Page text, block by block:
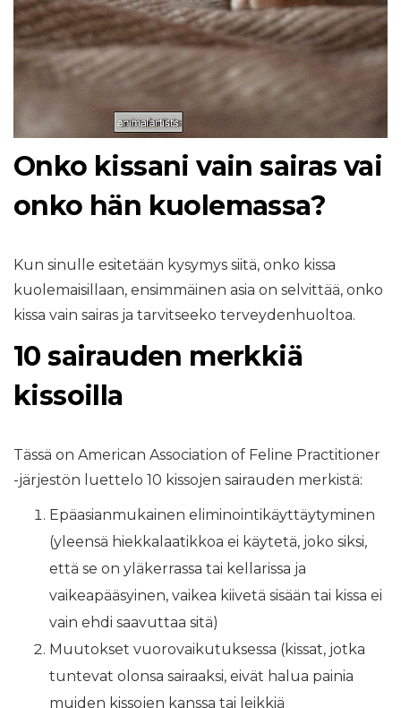
Onko kissani vain sairas vai
onko hän kuolemassa?
Kun sinulle esitetään kysymys siitä, onko kissa
kuolemaisillaan, ensimmäinen asia on selvittää, onko
kissa vain sairas ja tarvitseeko terveydenhuoltoa.
10 sairauden merkkiä
kissoilla
Tässä on American Association of Feline Practitioner
-järjestön luettelo 10 kissojen sairauden merkistä:
Epäasianmukainen eliminointikäyttäytyminen
(yleensä hiekkalaatikkoa ei käytetä, joko siksi,
että se on yläkerrassa tai kellarissa ja
vaikeapääsyinen, vaikea kiivetä sisään tai kissa ei
vain ehdi saavuttaa sitä)
Muutokset vuorovaikutuksessa (kissat, jotka
tuntevat olonsa sairaaksi, eivät halua painia
muiden kissojen kanssa tai leikkiä